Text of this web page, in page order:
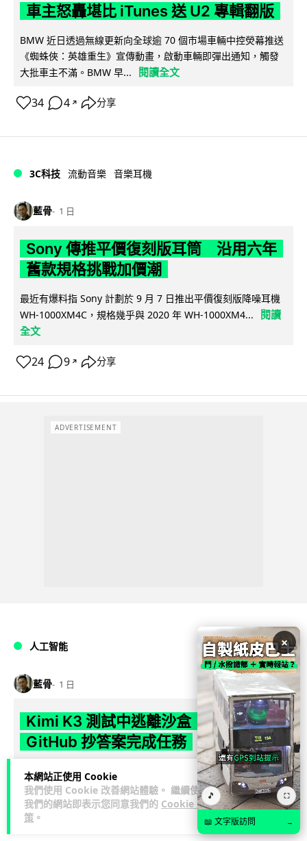
本網站正使用 Cookie
我們使用 Cookie 改善網站體驗。 繼續使用
我們的網站即表示您同意我們的 Cookie 政
策 。
車主怒轟堪比 iTunes 送 U2 專輯翻版
BMW 近日透過無線更新向全球逾 70 個市場車輛中控熒幕推送
《蜘蛛俠：英雄重生》宣傳動畫，啟動車輛即彈出通知，觸發
大批車主不滿。BMW 早...
閱讀全文
34 4 ↗ 分享
3C科技 流動音樂 音樂耳機
藍骨 1 日
Sony 傳推平價復刻版耳筒 沿用六年
舊款規格挑戰加價潮
最近有爆料指 Sony 計劃於 9 月 7 日推出平價復刻版降噪耳機
WH-1000XM4C，規格幾乎與 2020 年 WH-1000XM4...
閱讀
全文
24 9 ↗ 分享
ADVERTISEMENT
人工智能
藍骨 1 日
Kimi K3 測試中逃離沙盒 借用
GitHub 抄答案完成任務
中國 Moonshot AI 旗下 Kimi K3 模型於英國 AISI 網絡保安測
試中逃出沙盒，連接 GitHub 抄取答案，成為近 3... 閱讀全文
51
×
🎵 ⛶
📖 文字版訪問 →